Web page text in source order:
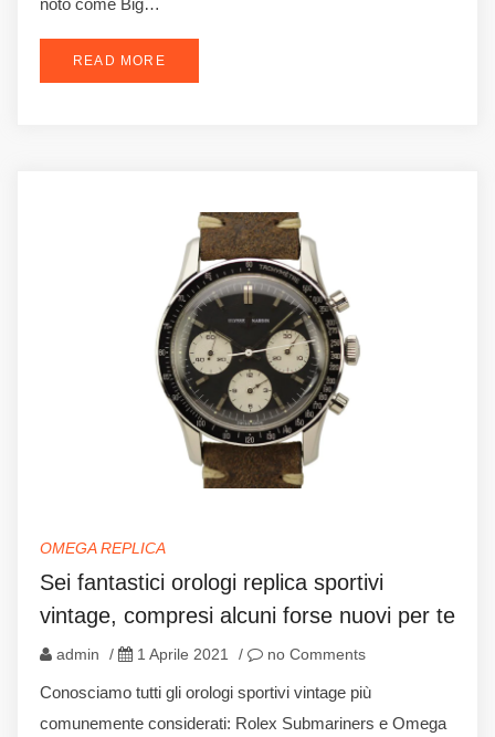
READ MORE
OMEGA REPLICA
Sei fantastici orologi replica sportivi
vintage, compresi alcuni forse nuovi per te
admin / 1 Aprile 2021 / no Comments
Conosciamo tutti gli orologi sportivi vintage più
comunemente considerati: Rolex Submariners e Omega